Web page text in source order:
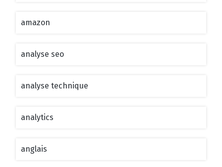
amazon
analyse seo
analyse technique
analytics
anglais